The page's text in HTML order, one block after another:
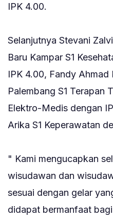
IPK 4.00.
‎Selanjutnya Stevani
Baru Kampar S1
IPK 4.00, Fandy Ahmad
Palembang S1 Terapan
Elektro-Medis dengan
Arika S1 Keperawatan
‎" Kami mengucapkan
wisudawan dan
sesuai dengan gelar
didapat bermanfaat